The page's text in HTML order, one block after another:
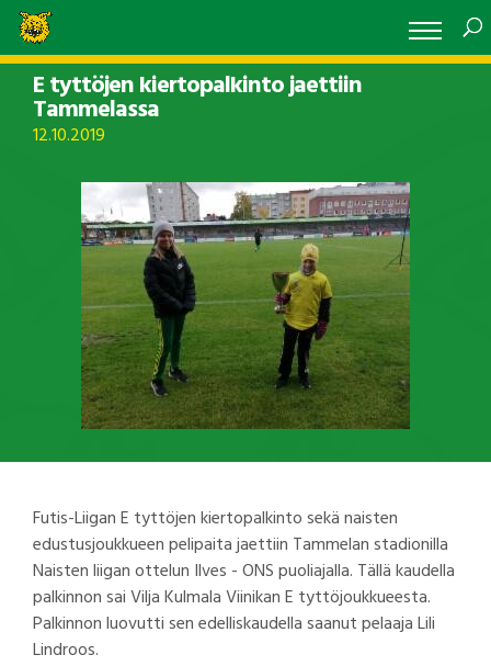
E tyttöjen kiertopalkinto jaettiin
Tammelassa
12.10.2019
Futis-Liigan E tyttöjen kiertopalkinto sekä naisten
edustusjoukkueen pelipaita jaettiin Tammelan stadionilla
Naisten liigan ottelun Ilves - ONS puoliajalla. Tällä kaudella
palkinnon sai Vilja Kulmala Viinikan E tyttöjoukkueesta.
Palkinnon luovutti sen edelliskaudella saanut pelaaja Lili
Lindroos.